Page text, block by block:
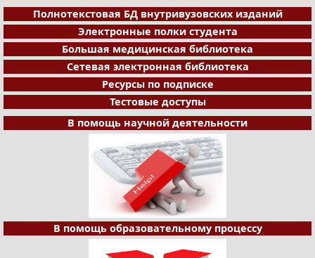
Полнотекстовая БД внутривузовских изданий
Электронные полки студента
Большая медицинская библиотека
Сетевая электронная библиотека
Ресурсы по подписке
Тестовые доступы
В помощь научной деятельности
В помощь образовательному процессу